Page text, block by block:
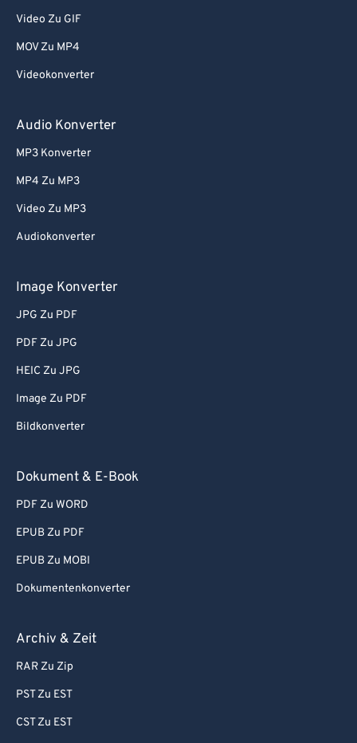
Video Zu GIF
MOV Zu MP4
Videokonverter
Audio Konverter
MP3 Konverter
MP4 Zu MP3
Video Zu MP3
Audiokonverter
Image Konverter
JPG Zu PDF
PDF Zu JPG
HEIC Zu JPG
Image Zu PDF
Bildkonverter
Dokument & E-Book
PDF Zu WORD
EPUB Zu PDF
EPUB Zu MOBI
Dokumentenkonverter
Archiv & Zeit
RAR Zu Zip
PST Zu EST
CST Zu EST